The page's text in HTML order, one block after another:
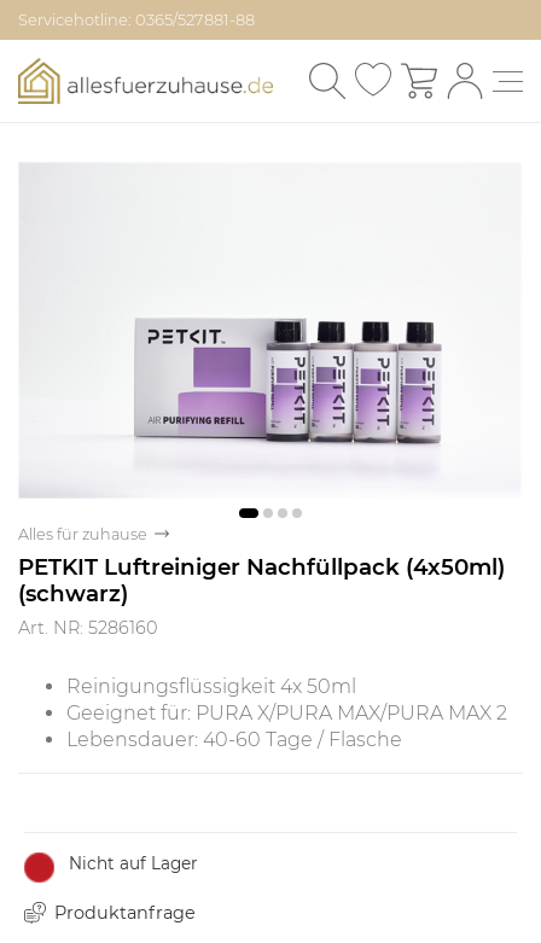
Servicehotline: 0365/527881-88
Alles für zuhause
PETKIT Luftreiniger Nachfüllpack (4x50ml)
(schwarz)
Art. NR: 5286160
Reinigungsflüssigkeit 4x 50ml
Geeignet für: PURA X/PURA MAX/PURA MAX 2
Lebensdauer: 40-60 Tage / Flasche
Nicht auf Lager
Produktanfrage